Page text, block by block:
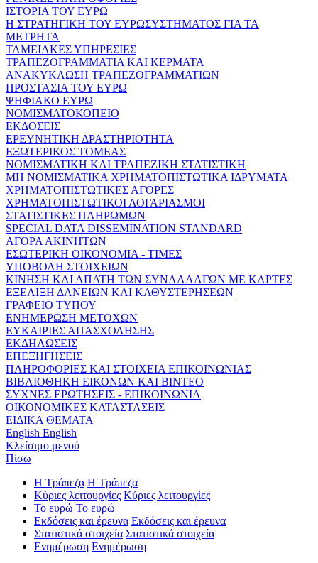
ΙΣΤΟΡΙΑ ΤΟΥ ΕΥΡΩ
Η ΣΤΡΑΤΗΓΙΚΗ ΤΟΥ ΕΥΡΩΣΥΣΤΗΜΑΤΟΣ ΓΙΑ ΤΑ
ΜΕΤΡΗΤΑ
ΤΑΜΕΙΑΚΕΣ ΥΠΗΡΕΣΙΕΣ
ΤΡΑΠΕΖΟΓΡΑΜΜΑΤΙΑ ΚΑΙ ΚΕΡΜΑΤΑ
ΑΝΑΚΥΚΛΩΣΗ ΤΡΑΠΕΖΟΓΡΑΜΜΑΤΙΩΝ
ΠΡΟΣΤΑΣΙΑ ΤΟΥ ΕΥΡΩ
ΨΗΦΙΑΚΟ ΕΥΡΩ
ΝΟΜΙΣΜΑΤΟΚΟΠΕΙΟ
ΕΚΔΟΣΕΙΣ
ΕΡΕΥΝΗΤΙΚΗ ΔΡΑΣΤΗΡΙΟΤΗΤΑ
ΕΞΩΤΕΡΙΚΟΣ ΤΟΜΕΑΣ
ΝΟΜΙΣΜΑΤΙΚΗ ΚΑΙ ΤΡΑΠΕΖΙΚΗ ΣΤΑΤΙΣΤΙΚΗ
ΜΗ ΝΟΜΙΣΜΑΤΙΚΑ ΧΡΗΜΑΤΟΠΙΣΤΩΤΙΚΑ ΙΔΡΥΜΑΤΑ
ΧΡΗΜΑΤΟΠΙΣΤΩΤΙΚΕΣ ΑΓΟΡΕΣ
ΧΡΗΜΑΤΟΠΙΣΤΩΤΙΚΟΙ ΛΟΓΑΡΙΑΣΜΟΙ
ΣΤΑΤΙΣΤΙΚΕΣ ΠΛΗΡΩΜΩΝ
SPECIAL DATA DISSEMINATION STANDARD
ΑΓΟΡΑ ΑΚΙΝΗΤΩΝ
ΕΣΩΤΕΡΙΚΗ ΟΙΚΟΝΟΜΙΑ - ΤΙΜΕΣ
ΥΠΟΒΟΛΗ ΣΤΟΙΧΕΙΩΝ
ΚΙΝΗΣΗ ΚΑΙ ΑΠΑΤΗ ΤΩΝ ΣΥΝΑΛΛΑΓΩΝ ΜΕ ΚΑΡΤΕΣ
ΕΞΕΛΙΞΗ ΔΑΝΕΙΩΝ ΚΑΙ ΚΑΘΥΣΤΕΡΗΣΕΩΝ
ΓΡΑΦΕΙΟ ΤΥΠΟΥ
ΕΝΗΜΕΡΩΣΗ ΜΕΤΟΧΩΝ
ΕΥΚΑΙΡΙΕΣ ΑΠΑΣΧΟΛΗΣΗΣ
ΕΚΔΗΛΩΣΕΙΣ
ΕΠΕΞΗΓΗΣΕΙΣ
ΠΛΗΡΟΦΟΡΙΕΣ ΚΑΙ ΣΤΟΙΧΕΙΑ ΕΠΙΚΟΙΝΩΝΙΑΣ
ΒΙΒΛΙΟΘΗΚΗ ΕΙΚΟΝΩΝ ΚΑΙ ΒΙΝΤΕΟ
ΣΥΧΝΕΣ ΕΡΩΤΗΣΕΙΣ - ΕΠΙΚΟΙΝΩΝΙΑ
ΟΙΚΟΝΟΜΙΚΕΣ ΚΑΤΑΣΤΑΣΕΙΣ
ΕΙΔΙΚΑ ΘΕΜΑΤΑ
English English
Κλείσιμο μενού
Πίσω
Η Τράπεζα Η Τράπεζα
Κύριες λειτουργίες Κύριες λειτουργίες
Το ευρώ Το ευρώ
Εκδόσεις και έρευνα Εκδόσεις και έρευνα
Στατιστικά στοιχεία Στατιστικά στοιχεία
Ενημέρωση Ενημέρωση